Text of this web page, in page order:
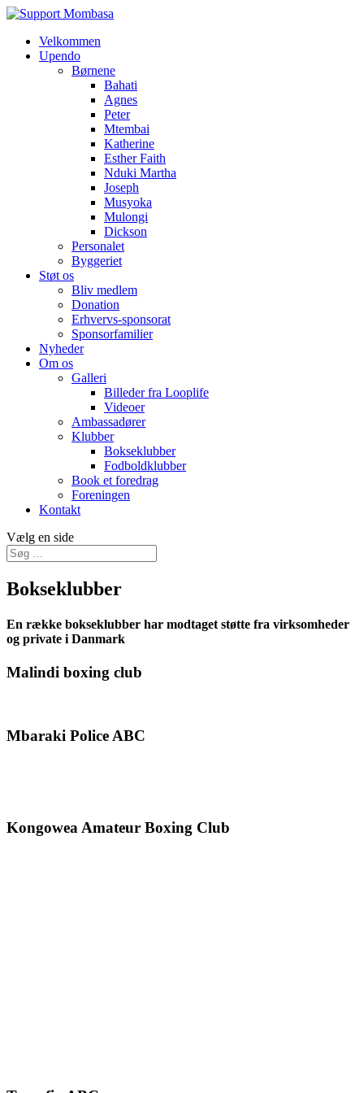
Velkommen
Upendo
Børnene
Bahati
Agnes
Peter
Mtembai
Katherine
Esther Faith
Nduki Martha
Joseph
Musyoka
Mulongi
Dickson
Personalet
Byggeriet
Støt os
Bliv medlem
Donation
Erhvervs-sponsorat
Sponsorfamilier
Nyheder
Om os
Galleri
Billeder fra Looplife
Videoer
Ambassadører
Klubber
Bokseklubber
Fodboldklubber
Book et foredrag
Foreningen
Kontakt
Vælg en side
Bokseklubber
En række bokseklubber har modtaget støtte fra virksomheder
og private i Danmark
Malindi boxing club
Mbaraki Police ABC
Kongowea Amateur Boxing Club